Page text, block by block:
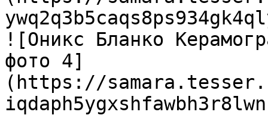
![Оникс Бланко
фото 4]
(https://